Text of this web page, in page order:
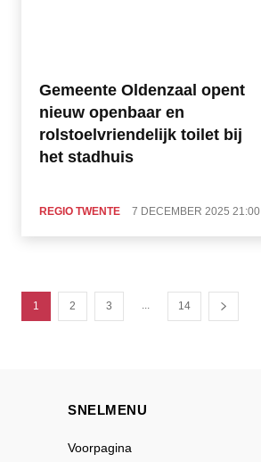
Gemeente Oldenzaal opent
nieuw openbaar en
rolstoelvriendelijk toilet bij
het stadhuis
REGIO TWENTE 7 DECEMBER 2025 21:00
1 2 3 ... 14
SNELMENU
Voorpagina